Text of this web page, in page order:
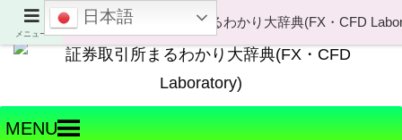
Welcome to FX・CFD Laboratory!
MENU
メニュー
日本語